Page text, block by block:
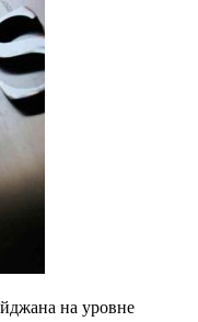
на уровне